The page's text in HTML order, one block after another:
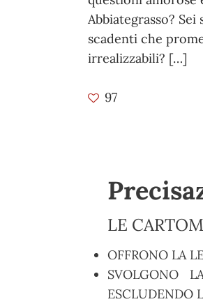
Abbiategrasso?
scadenti che
irrealizzabili? […]
97
LE
OFFRONO LA
SVOLGONO
ESCLUDENDO